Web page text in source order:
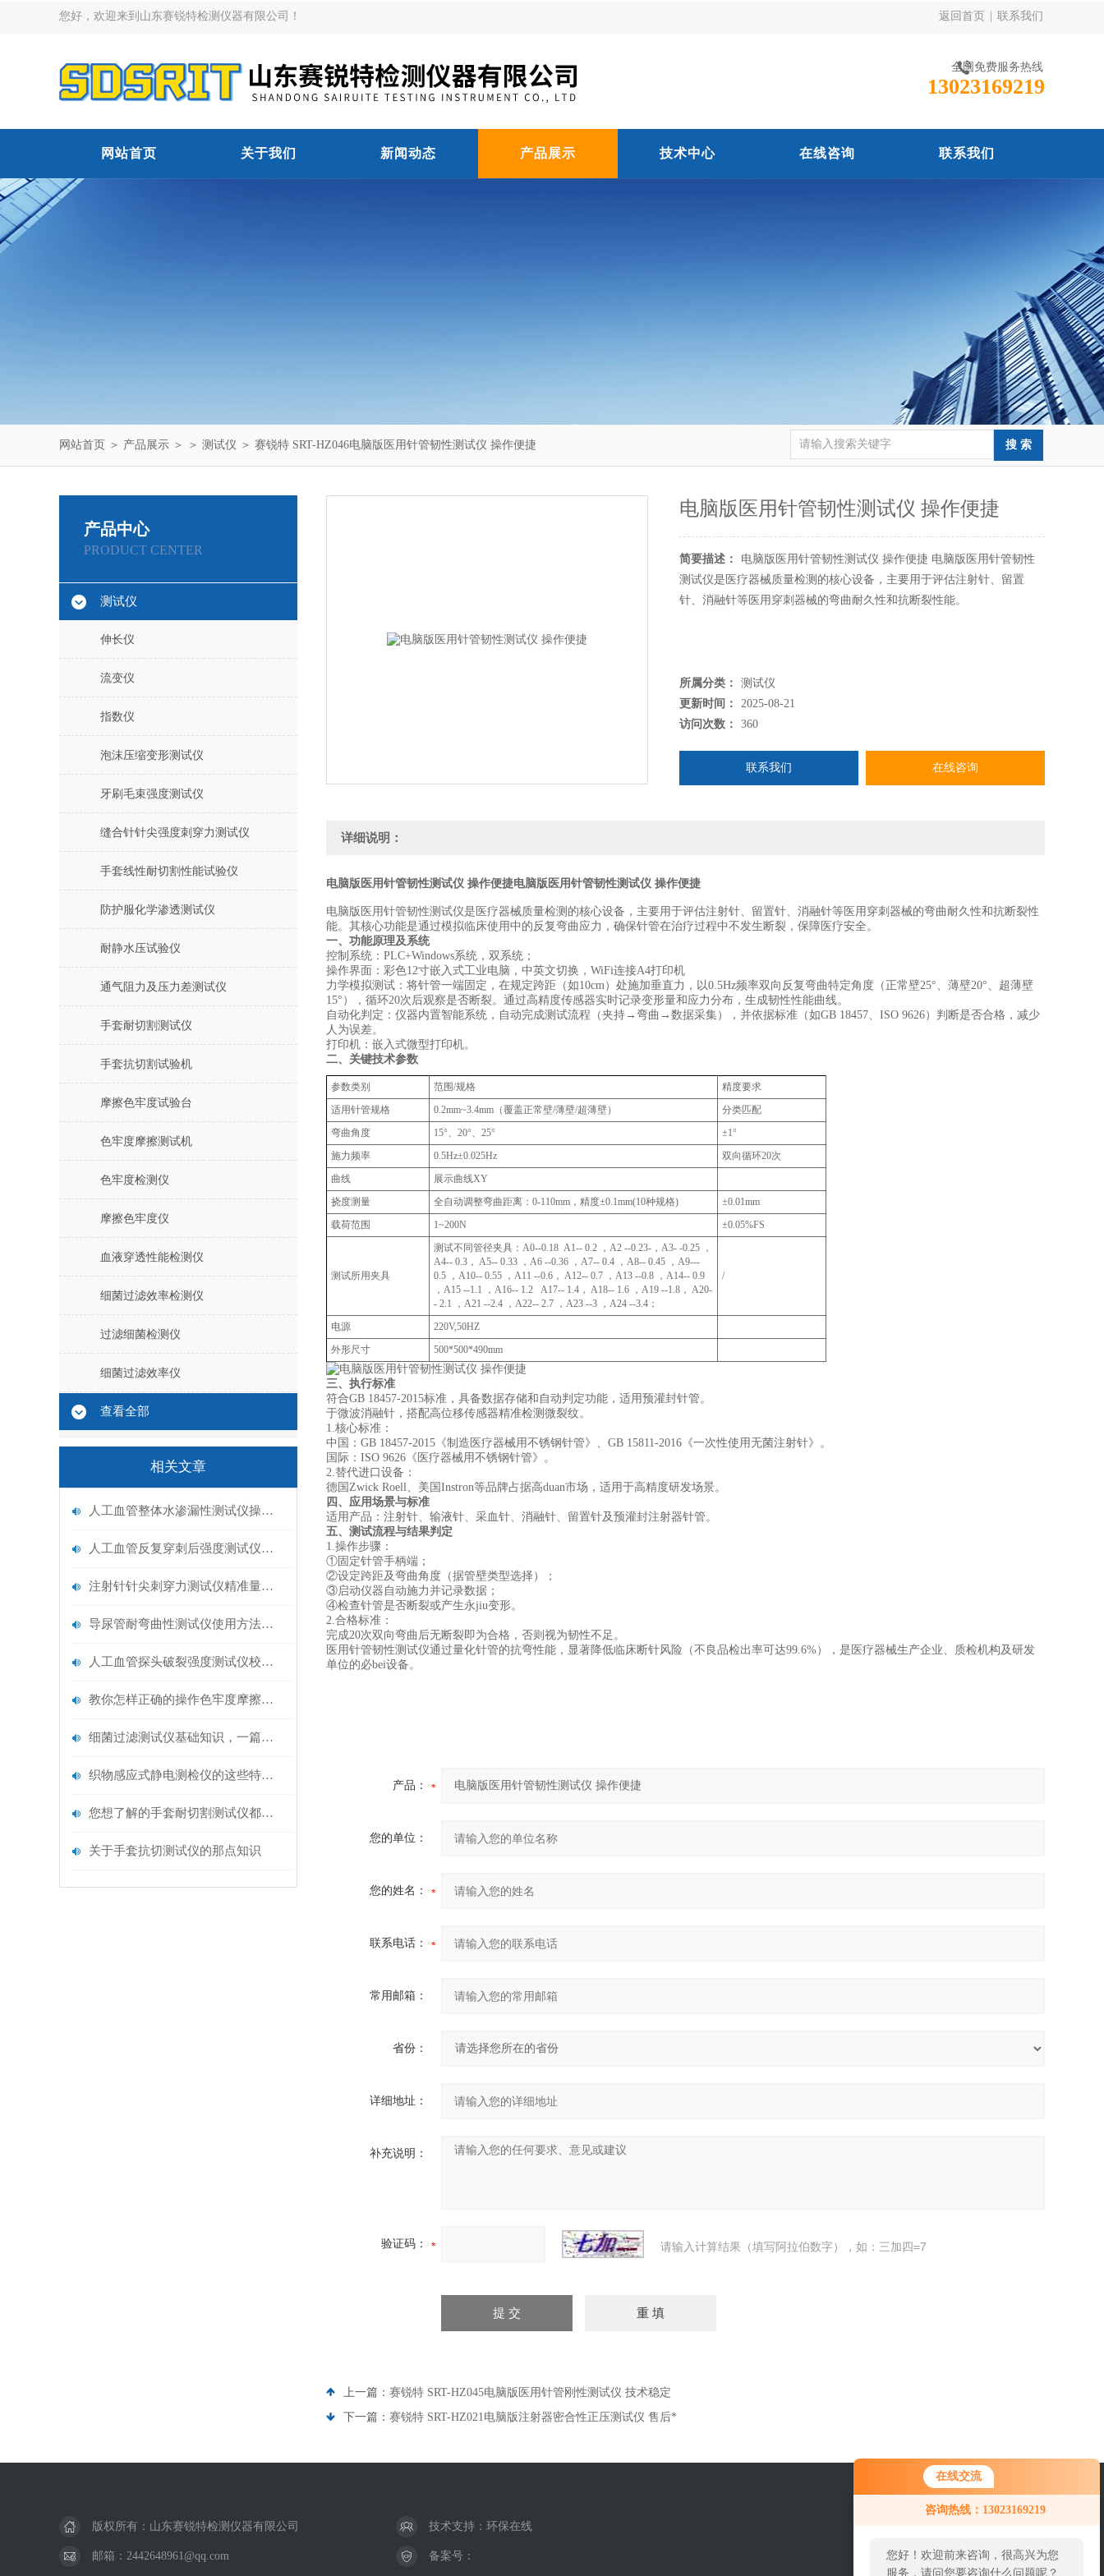
在线交流
咨询热线：13023169219
您好！欢迎前来咨询，很高兴为您
服务，请问您要咨询什么问题呢？
您好，欢迎来到山东赛锐特检测仪器有限公司！ 返回首页 联系我们
全国免费服务热线
13023169219
网站首页 关于我们 新闻动态 产品展示 技术中心 在线咨询 联系我们
网站首页 ＞ 产品展示 ＞ ＞ 测试仪 ＞ 赛锐特 SRT-HZ046电脑版医用针管韧性测试仪 操作便捷
产品中心
PRODUCT CENTER
测试仪
伸长仪
流变仪
指数仪
泡沫压缩变形测试仪
牙刷毛束强度测试仪
缝合针针尖强度刺穿力测试仪
手套线性耐切割性能试验仪
防护服化学渗透测试仪
耐静水压试验仪
通气阻力及压力差测试仪
手套耐切割测试仪
手套抗切割试验机
摩擦色牢度试验台
色牢度摩擦测试机
色牢度检测仪
摩擦色牢度仪
血液穿透性能检测仪
细菌过滤效率检测仪
过滤细菌检测仪
细菌过滤效率仪
查看全部
相关文章
人工血管整体水渗漏性测试仪操作中最容易出错的步骤
人工血管反复穿刺后强度测试仪是什么？透析患者的“生命管“质量靠它把关！
注射针针尖刺穿力测试仪精准量化针尖锋利度，构筑临床安全防线
导尿管耐弯曲性测试仪使用方法与操作规范
人工血管探头破裂强度测试仪校准规范：精准赋能医疗安全的技术基准
教你怎样正确的操作色牢度摩擦测试机
细菌过滤测试仪基础知识，一篇搞定
织物感应式静电测检仪的这些特点很少有人都知道
您想了解的手套耐切割测试仪都在这里了
关于手套抗切测试仪的那点知识
电脑版医用针管韧性测试仪 操作便捷
简要描述：
电脑版医用针管韧性测试仪 操作便捷 电脑版医用针管韧性
测试仪是医疗器械质量检测的核心设备，主要用于评估注射针、留置
针、消融针等医用穿刺器械的弯曲耐久性和抗断裂性能。
所属分类：
测试仪
更新时间：
2025-08-21
访问次数：
360
联系我们 在线咨询
详细说明：
电脑版医用针管韧性测试仪 操作便捷电脑版医用针管韧性测试仪 操作便捷
电脑版医用针管韧性测试仪是医疗器械质量检测的核心设备，主要用于评估注射针、留置针、消融针等医用穿刺器械的弯曲耐久性和抗断裂性
能。其核心功能是通过模拟临床使用中的反复弯曲应力，确保针管在治疗过程中不发生断裂，保障医疗安全。
一、功能原理及系统
控制系统：PLC+Windows系统，双系统；
操作界面：彩色12寸嵌入式工业电脑，中英文切换，WiFi连接A4打印机
‌力学模拟测试‌：将针管一端固定，在‌规定跨距‌（如10cm）处施加垂直力，以‌0.5Hz频率‌双向反复弯曲特定角度（正常壁25°、薄壁20°、超薄壁
15°），循环20次后观察是否断裂‌。通过高精度传感器实时记录变形量和应力分布，生成韧性性能曲线‌。
‌自动化判定：仪器内置智能系统，自动完成测试流程（夹持→弯曲→数据采集），并依据标准（如GB 18457、ISO 9626）判断是否合格，减少
人为误差‌。
打印机：嵌入式微型打印机。
二、关键技术参数
‌参数类别‌ ‌范围/规格‌
‌精度要求‌
‌适用针管规格‌
0.2mm~3.4mm（覆盖正常壁/薄壁/超薄壁）
分类匹配
‌弯曲角度‌
15°、20°、25°
±1°
‌施力频率‌
0.5Hz±0.025Hz
双向循环20次
曲线
展示曲线XY
‌挠度测量‌
全自动调整弯曲距离：0-110mm，精度±0.1mm(10种规格)
±0.01mm
‌载荷范围‌
1~200N ±0.05%FS
测试所用夹具
测试不同管径夹具：A0--0.18 A1-- 0.2 ，A2 --0.23-，A3- -0.25 ，
A4-- 0.3， A5-- 0.33 ，A6 --0.36 ，A7-- 0.4 ，A8-- 0.45 ，A9---
0.5 ，A10-- 0.55 ，A11 --0.6， A12-- 0.7 ，A13 --0.8 ，A14-- 0.9
，A15 --1.1 ，A16-- 1.2 A17-- 1.4， A18-- 1.6 ，A19 --1.8， A20-
- 2.1 ，A21 --2.4 ，A22-- 2.7 ，A23 --3 ，A24 --3.4；
/
电源
220V,50HZ
外形尺寸
500*500*490mm
三、执行标准
符合GB 18457-2015标准，具备数据存储和自动判定功能，适用预灌封针管‌。
于微波消融针，搭配高位移传感器精准检测微裂纹‌。
1.‌核心标准‌：
中国：GB 18457-2015《制造医疗器械用不锈钢针管》、GB 15811-2016《一次性使用无菌注射针》‌。
国际：ISO 9626《医疗器械用不锈钢针管》‌。
2.替代‌进口设备：
德国Zwick Roell、美国Instron等品牌占据高duan市场，适用于高精度研发场景‌。
四、应用场景与标准
‌适用产品‌：注射针、输液针、采血针、消融针、留置针及预灌封注射器针管‌。
五、测试流程与结果判定
1.‌操作步骤‌：
①固定针管手柄端；
②设定跨距及弯曲角度（据管壁类型选择）；
③启动仪器自动施力并记录数据；
④检查针管是否断裂或产生永jiu变形‌。
2.‌合格标准‌：
完成20次双向弯曲后无断裂即为合格，否则视为韧性不足‌。
医用针管韧性测试仪通过量化针管的抗弯性能，显著降低临床断针风险（不良品检出率可达99.6%）‌，是医疗器械生产企业、质检机构及研发
单位的必bei设备。
产品：
您的单位：
您的姓名：
联系电话：
常用邮箱：
省份：
详细地址：
补充说明：
验证码： 请输入计算结果（填写阿拉伯数字），如：三加四=7
上一篇： 赛锐特 SRT-HZ045电脑版医用针管刚性测试仪 技术稳定
下一篇： 赛锐特 SRT-HZ021电脑版注射器密合性正压测试仪 售后*
版权所有：山东赛锐特检测仪器有限公司 技术支持： 环保在线
邮箱：2442648961@qq.com 备案号：